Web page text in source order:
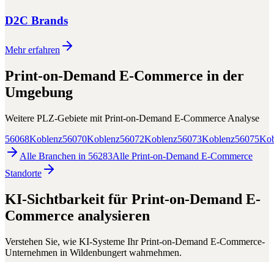
D2C Brands
Mehr erfahren
Print-on-Demand E-Commerce in der
Umgebung
Weitere PLZ-Gebiete mit Print-on-Demand E-Commerce Analyse
56068Koblenz56070Koblenz56072Koblenz56073Koblenz56075
Alle Branchen in 56283Alle Print-on-Demand E-Commerce
Standorte
KI-Sichtbarkeit für Print-on-Demand E-
Commerce analysieren
Verstehen Sie, wie KI-Systeme IhrPrint-on-Demand E-Commerce-
Unternehmen in Wildenbungert wahrnehmen.